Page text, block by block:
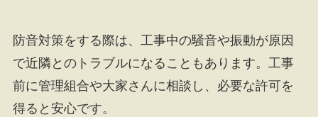
防音対策をする際は、工事中の騒音や振動が原因
で近隣とのトラブルになることもあります。工事
前に管理組合や大家さんに相談し、必要な許可を
得ると安心です。